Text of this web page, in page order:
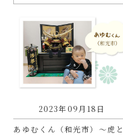
2023年09月18日
あゆむくん（和光市）〜虎と